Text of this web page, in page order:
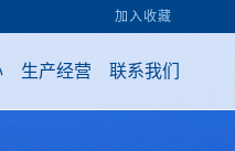
加入收藏
生产经营 联系我们